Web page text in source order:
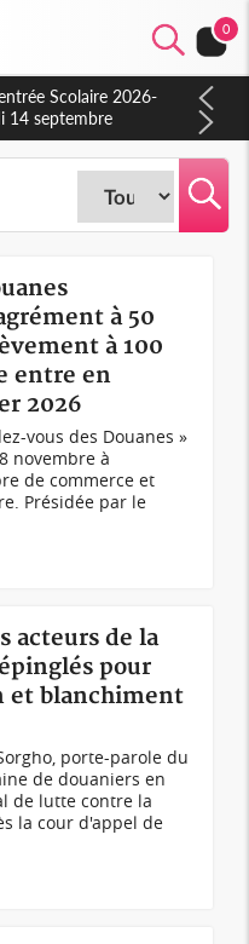
0
Scolaire 2026-
14 septembre
à 50
à 100
entre en
2026
vous des Douanes »
novembre à
de commerce et
Présidée par le
acteurs de la
pour
et blanchiment
porte-parole du
de douaniers en
de lutte contre la
la cour d'appel de